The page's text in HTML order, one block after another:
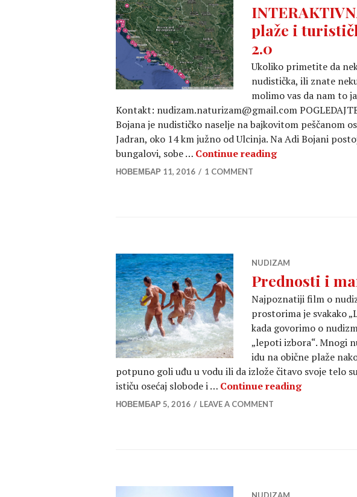
plaže i
2.0
Ukoliko primetite da
nudistička, ili znate
molimo vas da nam to
Kontakt: nudizam.naturizam@gmail.com
Bojana je nudističko naselje na bajkovitom peščanom
Jadran, oko 14 km južno od Ulcinja. Na Adi Bojani
bungalovi, sobe … Continue readingINTERAKTIVNA
НОВЕМБАР 11, 2016 1 COMMENT
NUDIZAM
Prednosti i
Najpoznatiji film o
prostorima je svakako
kada govorimo o
„lepoti izbora“. Mnogi
idu na obične plaže
potpuno goli uđu u vodu ili da izlože čitavo svoje telo
ističu osećaj slobode i … Continue readingPrednosti i
НОВЕМБАР 5, 2016 LEAVE A COMMENT